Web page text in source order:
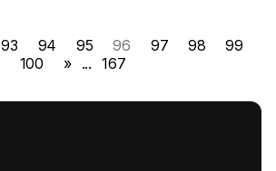
93 94 95 96 97 98
99
100
» ... 167